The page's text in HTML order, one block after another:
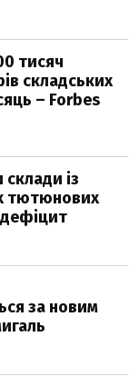
тисяч
складських
– Forbes
із
тютюнових
дефіцит
за новим